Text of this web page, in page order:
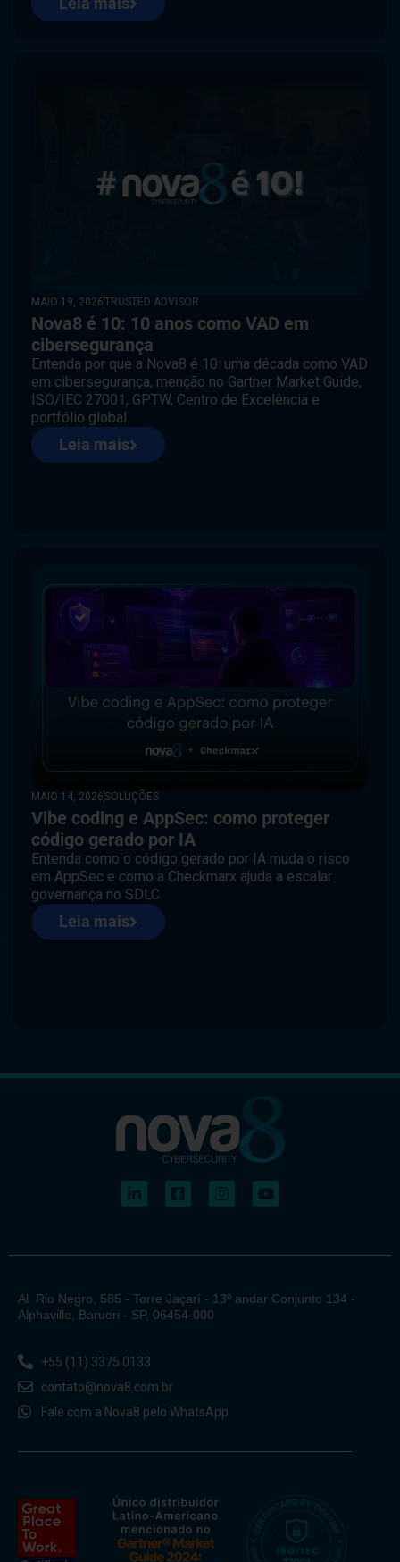
MAIO 19, 2026TRUSTED ADVISOR
Nova8 é 10: 10 anos como VAD em
cibersegurança
Entenda por que a Nova8 é 10: uma década como VAD
em cibersegurança, menção no Gartner Market Guide,
ISO/IEC 27001, GPTW, Centro de Excelência e
portfólio global.
Leia mais
MAIO 14, 2026 SOLUÇÕES
Vibe coding e AppSec: como proteger
código gerado por IA
Entenda como o código gerado por IA muda o risco
em AppSec e como a Checkmarx ajuda a escalar
governança no SDLC.
Leia mais
Al. Rio Negro, 585 - Torre Jaçarí - 13º andar Conjunto 134 -
Alphaville, Barueri - SP, 06454-000
+55 (11) 3375 0133
contato@nova8.com.br
Fale com a Nova8 pelo WhatsApp